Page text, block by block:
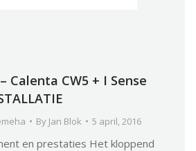
Calenta CW5 + I Sense
By Jan Blok 5 april, 2016
en prestaties Het kloppend